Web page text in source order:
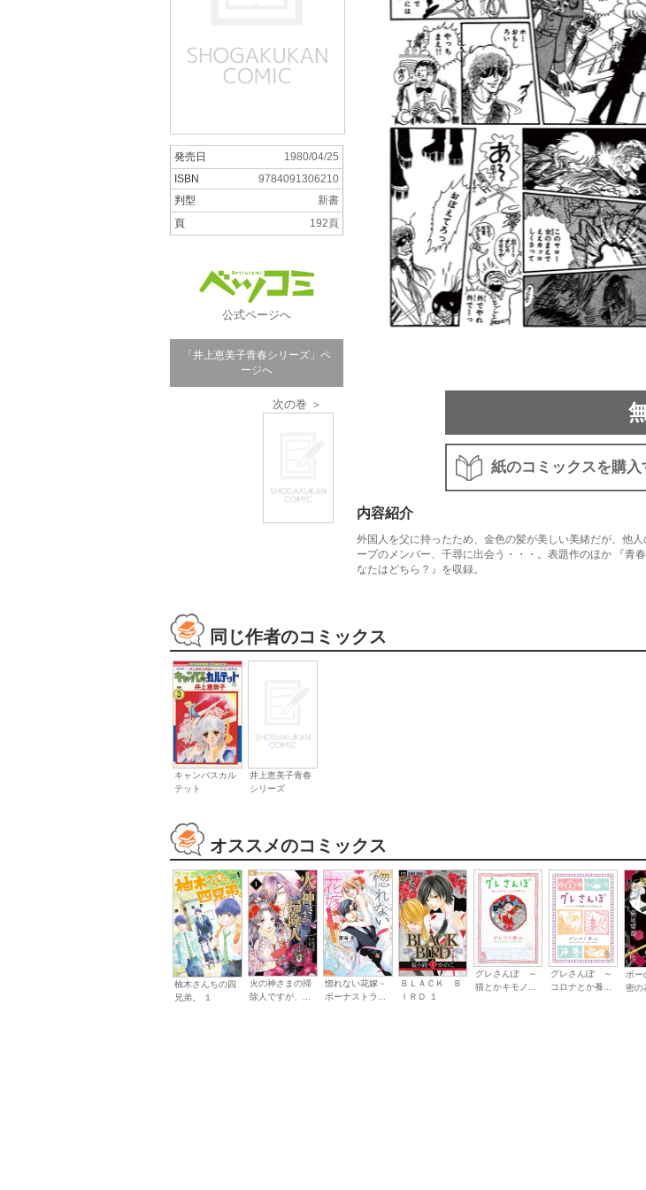
発売日
1980/04/25
ISBN
9784091306210
判型
新書
頁
192頁
公式ページへ
「井上恵美子青春シリーズ」ペ
ージへ
次の巻 ＞
紙のコミックスを購入
内容紹介
外国人を父に持ったため、金色の髪が美しい美緒だが、他
ープのメンバー、千尋に出会う・・・。表題作のほか 『青
なたはどちら？』を収録。
同じ作者のコミックス
キャンパスカル
テット
井上恵美子青春
シリーズ
オススメのコミックス
柚木さんちの四
兄弟。 １
火の神さまの掃
除人ですが、...
惚れない花嫁－
ボーナストラ...
ＢＬＡＣＫ Ｂ
ＩＲＤ １
グレさんぽ ～
猫とかキモノ...
グレさんぽ ～
コロナとか養...
ポ
密の